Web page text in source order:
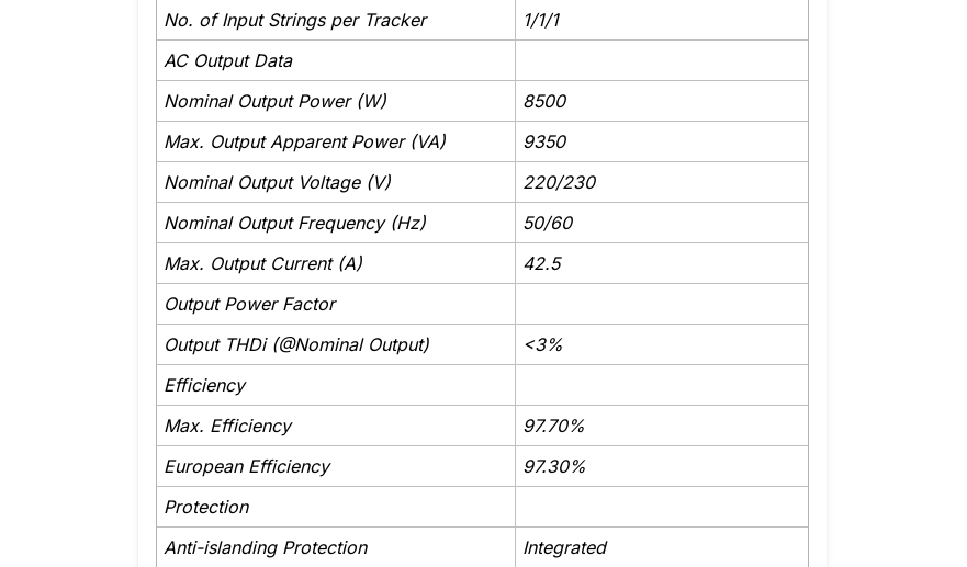
No. of Input Strings per Tracker
1/1/1
AC Output Data
Nominal Output Power (W)
8500
Max. Output Apparent Power (VA)
9350
Nominal Output Voltage (V)
220/230
Nominal Output Frequency (Hz)
50/60
Max. Output Current (A)
42.5
Output Power Factor
Output THDi (@Nominal Output)
<3%
Efficiency
Max. Efficiency
97.70%
European Efficiency
97.30%
Protection
Anti-islanding Protection
Integrated